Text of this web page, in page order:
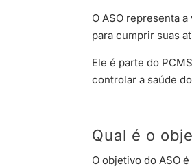
O ASO representa
para cumprir suas
Ele é parte do
controlar a saúde
Qual é o
O objetivo do ASO